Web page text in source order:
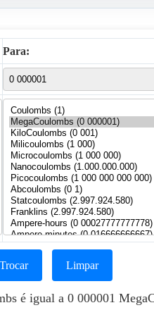
Para:
Trocar Limpar
é igual a 0 000001